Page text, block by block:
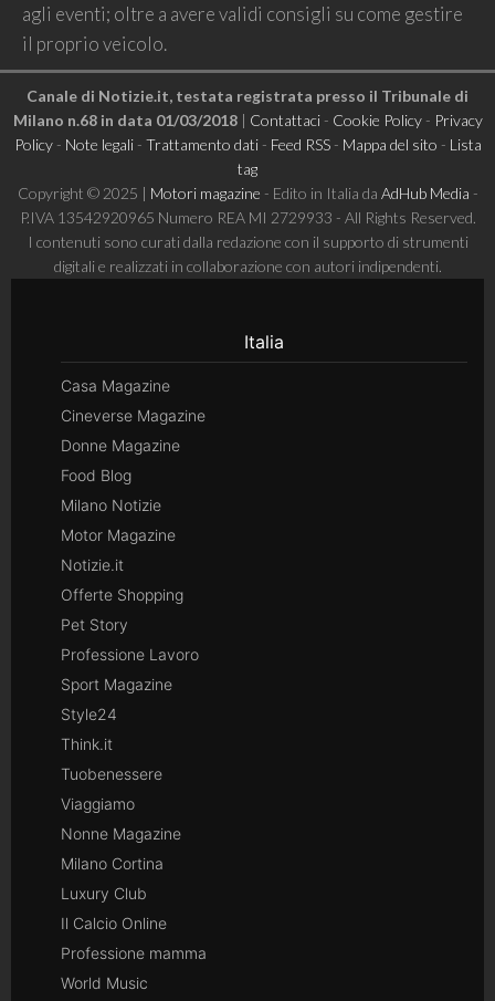
agli eventi; oltre a avere validi consigli su come gestire
il proprio veicolo.
Canale di Notizie.it, testata registrata presso il Tribunale di
Milano n.68 in data 01/03/2018| Contattaci- Cookie Policy- Privacy
Policy- Note legali- Trattamento dati- Feed RSS- Mappa del sito - Lista
tag
Copyright © 2025 | Motori magazine - Edito in Italia da AdHub Media -
P.IVA 13542920965 Numero REA MI 2729933 - All Rights Reserved.
I contenuti sono curati dalla redazione con il supporto di strumenti
digitali e realizzati in collaborazione con autori indipendenti.
Italia
Casa Magazine
Cineverse Magazine
Donne Magazine
Food Blog
Milano Notizie
Motor Magazine
Notizie.it
Offerte Shopping
Pet Story
Professione Lavoro
Sport Magazine
Style24
Think.it
Tuobenessere
Viaggiamo
Nonne Magazine
Milano Cortina
Luxury Club
Il Calcio Online
Professione mamma
World Music